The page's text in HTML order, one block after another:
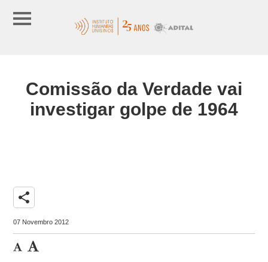
Comissão da Verdade vai
investigar golpe de 1964
share
07 Novembro 2012